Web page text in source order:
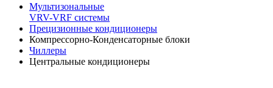
Мультизональные
VRV-VRF системы
Прецизионные кондиционеры
Компрессорно-Конденсаторные блоки
Чиллеры
Центральные кондиционеры